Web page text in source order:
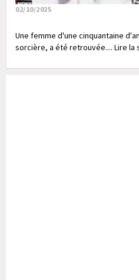
02/10/2025
Une femme d'une cinquantaine
sorcière, a été retrouvée.... Lire la